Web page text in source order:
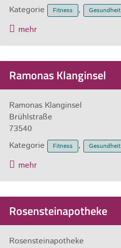
Kategorie
Fitness , Gesundheit
mehr
Ramonas Klanginsel
Ramonas Klanginsel
Brühlstraße
73540
Kategorie
Fitness , Gesundheit
mehr
Rosensteinapotheke
Rosensteinapotheke